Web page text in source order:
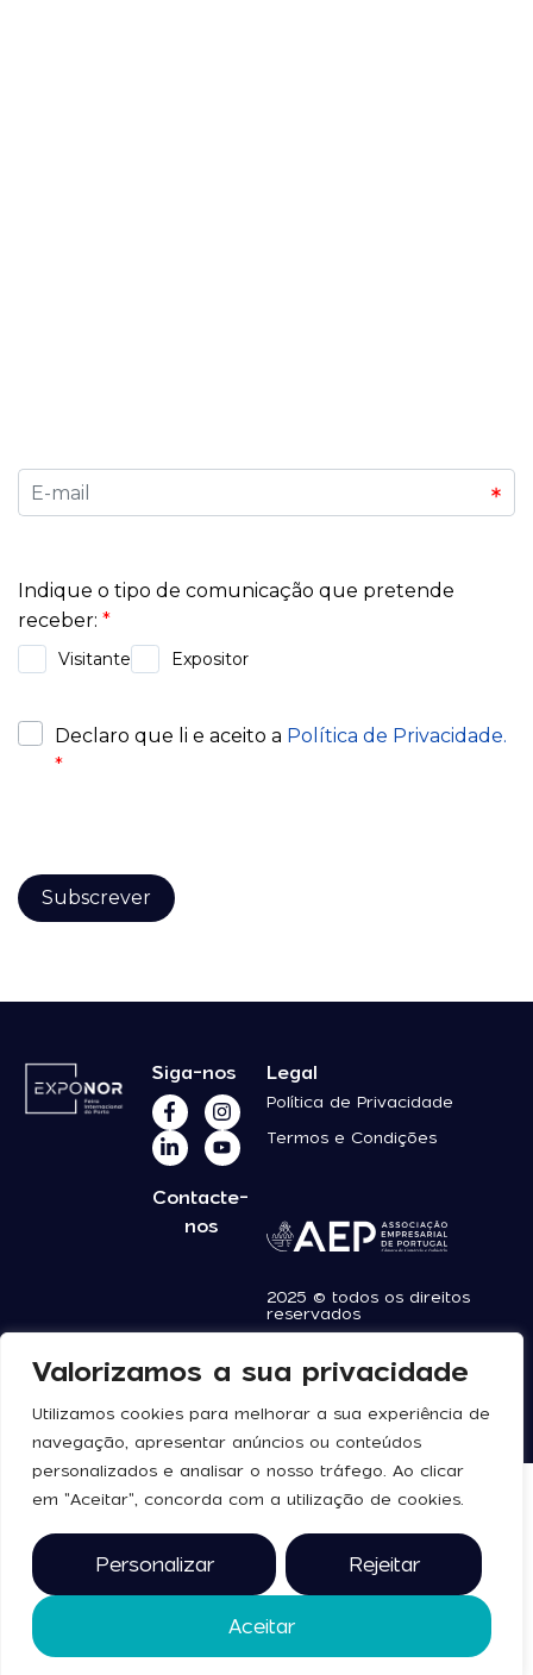
Valorizamos a sua privacidade
Utilizamos cookies para melhorar a sua experiência de
navegação, apresentar anúncios ou conteúdos
personalizados e analisar o nosso tráfego. Ao clicar
em "Aceitar", concorda com a utilização de cookies.
Personalizar Rejeitar
Aceitar
Siga-nos
Contacte-
nos
Legal
Política de Privacidade
Termos e Condições
2025 © todos os direitos
reservados